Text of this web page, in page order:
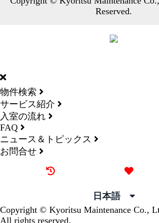
Reserved.
物件検索
サービス紹介
入室の流れ
FAQ
ニュース＆トピックス
お問合せ
日本語
Copyright © Kyoritsu Maintenance Co.,
All rights reserved.